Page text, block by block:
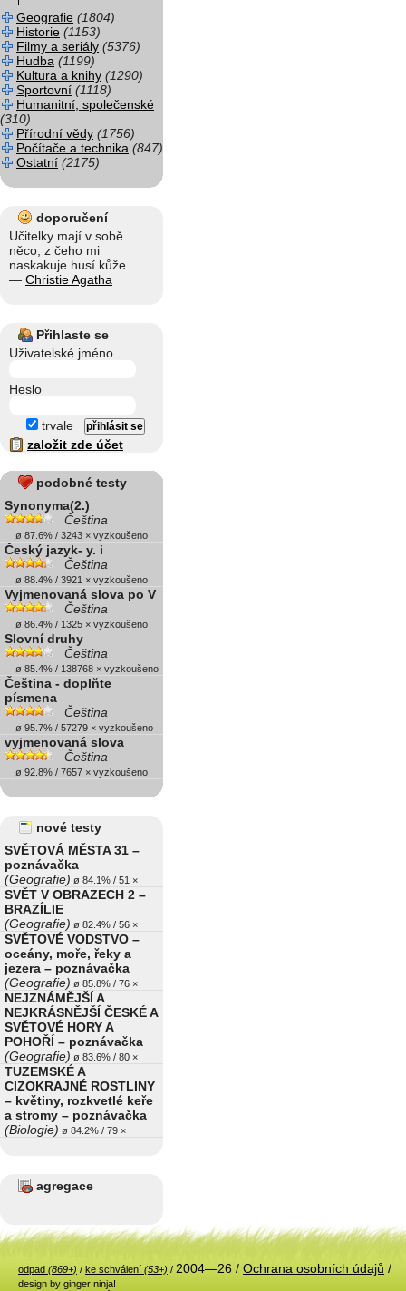
Geografie (1804)
Historie (1153)
Filmy a seriály (5376)
Hudba (1199)
Kultura a knihy (1290)
Sportovní (1118)
Humanitní, společenské
(310)
Přírodní vědy (1756)
Počítače a technika (847)
Ostatní (2175)
doporučení
Učitelky mají v sobě
něco, z čeho mi
naskakuje husí kůže.
— Christie Agatha
Přihlaste se
Uživatelské jméno
Heslo
trvale
založit zde účet
podobné testy
Synonyma(2.)
Čeština
ø 87.6% / 3243 × vyzkoušeno
Český jazyk- y. i
Čeština
ø 88.4% / 3921 × vyzkoušeno
Vyjmenovaná slova po V
Čeština
ø 86.4% / 1325 × vyzkoušeno
Slovní druhy
Čeština
ø 85.4% / 138768 × vyzkoušeno
Čeština - doplňte
písmena
Čeština
ø 95.7% / 57279 × vyzkoušeno
vyjmenovaná slova
Čeština
ø 92.8% / 7657 × vyzkoušeno
nové testy
SVĚTOVÁ MĚSTA 31 –
poznávačka
(Geografie) ø 84.1% / 51 ×
SVĚT V OBRAZECH 2 –
BRAZÍLIE
(Geografie) ø 82.4% / 56 ×
SVĚTOVÉ VODSTVO –
oceány, moře, řeky a
jezera – poznávačka
(Geografie) ø 85.8% / 76 ×
NEJZNÁMĚJŠÍ A
NEJKRÁSNĚJŠÍ ČESKÉ A
SVĚTOVÉ HORY A
POHOŘÍ – poznávačka
(Geografie) ø 83.6% / 80 ×
TUZEMSKÉ A
CIZOKRAJNÉ ROSTLINY
– květiny, rozkvetlé keře
a stromy – poznávačka
(Biologie) ø 84.2% / 79 ×
agregace
odpad (869+) / ke schválení (53+) / 2004—26 / Ochrana osobních údajů /
design by ginger ninja!